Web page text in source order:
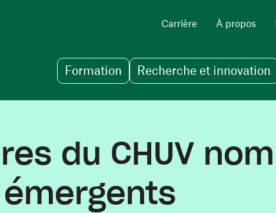
Carrière À propos
Formation Recherche et innovation
du CHUV